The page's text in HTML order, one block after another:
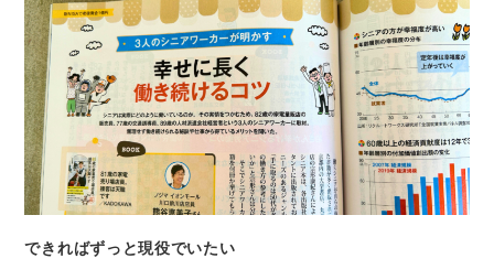
できればずっと現役でいたい